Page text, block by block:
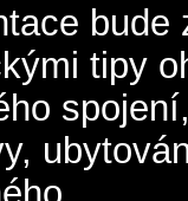
bude
tipy